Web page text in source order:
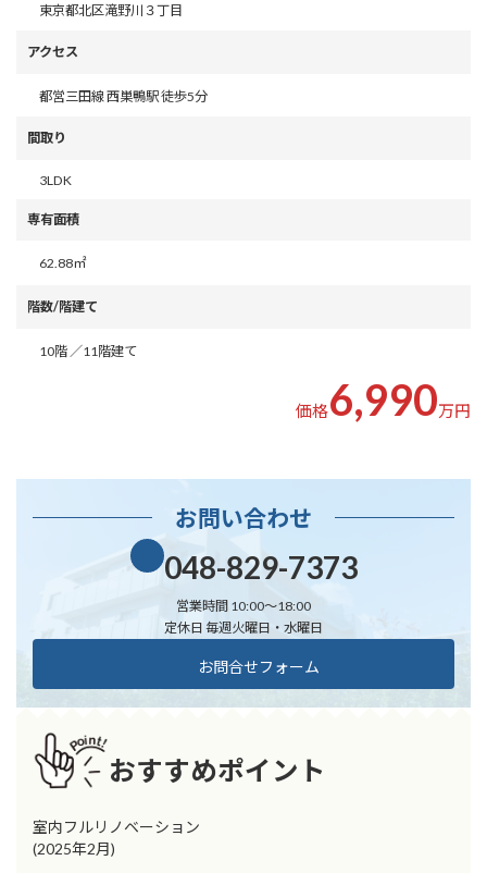
東京都北区滝野川３丁目
アクセス
都営三田線 西巣鴨駅 徒歩5分
間取り
3LDK
専有面積
62.88㎡
階数/階建て
10階 ／11階建て
価格6,990万円
お問い合わせ
048-829-7373
営業時間 10:00～18:00
定休日 毎週火曜日・水曜日
お問合せフォーム
おすすめポイント
室内フルリノベーション
(2025年2月)